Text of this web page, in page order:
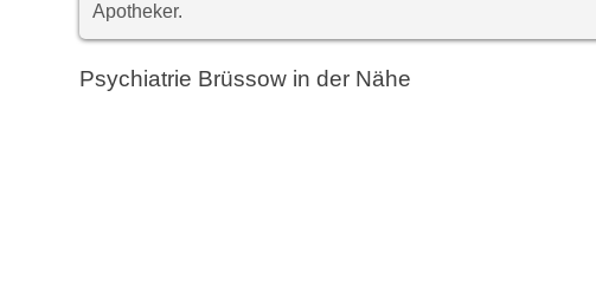
Apotheker.
Psychiatrie Brüssow in der Nähe